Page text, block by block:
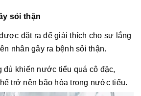
sỏi thận
đặt ra để giải thích cho sự lắng
nhân gây ra bệnh sỏi thận.
đủ khiến nước tiểu quá cô đặc,
trở nên bão hòa trong nước tiểu.